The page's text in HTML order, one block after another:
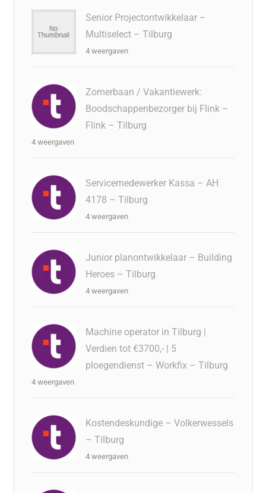
Senior Projectontwikkelaar –
Multiselect – Tilburg
4 weergaven
Zomerbaan / Vakantiewerk:
Boodschappenbezorger bij Flink –
Flink – Tilburg
4 weergaven
Servicemedewerker Kassa – AH
4178 – Tilburg
4 weergaven
Junior planontwikkelaar – Building
Heroes – Tilburg
4 weergaven
Machine operator in Tilburg |
Verdien tot €3700,- | 5
ploegendienst – Workfix – Tilburg
4 weergaven
Kostendeskundige – Volkerwessels
– Tilburg
4 weergaven